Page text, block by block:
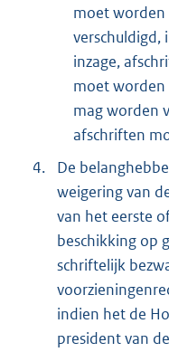
moet worden
verschuldigd,
inzage,
moet worden
mag worden
afschriften
4.
De
weigering van
van het eerste
beschikking op
schriftelijk
indien het de
president van